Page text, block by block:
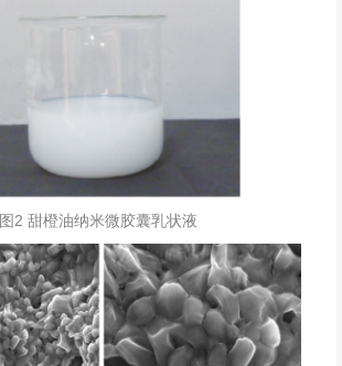
图2 甜橙油纳米微胶囊乳状液